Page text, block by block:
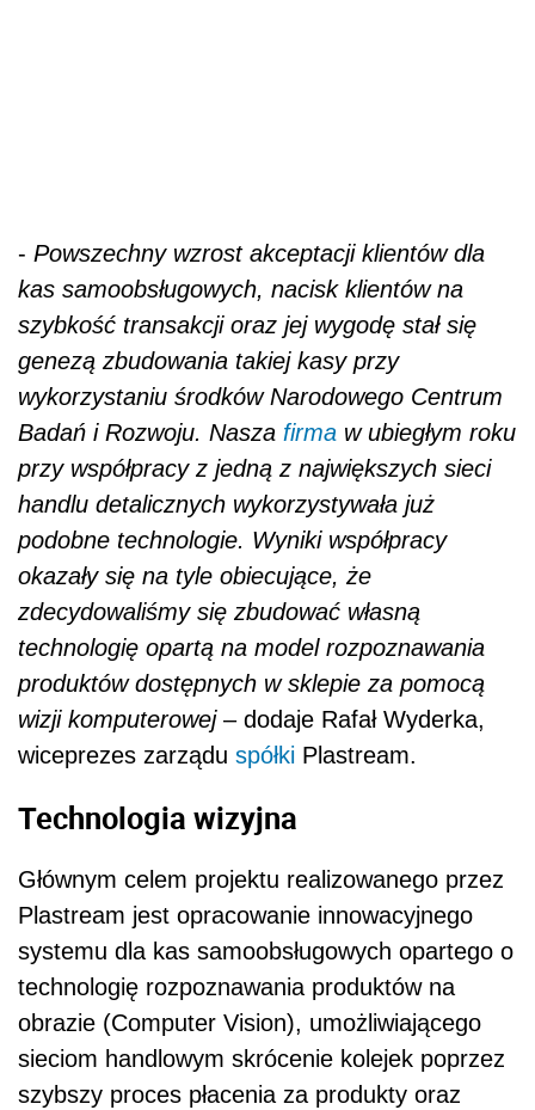
- Powszechny wzrost akceptacji klientów dla
kas samoobsługowych, nacisk klientów na
szybkość transakcji oraz jej wygodę stał się
genezą zbudowania takiej kasy przy
wykorzystaniu środków Narodowego Centrum
Badań i Rozwoju. Nasza firma w ubiegłym roku
przy współpracy z jedną z największych sieci
handlu detalicznych wykorzystywała już
podobne technologie. Wyniki współpracy
okazały się na tyle obiecujące, że
zdecydowaliśmy się zbudować własną
technologię opartą na model rozpoznawania
produktów dostępnych w sklepie za pomocą
wizji komputerowej– dodaje Rafał Wyderka,
wiceprezes zarządu spółki Plastream.
Technologia wizyjna
Głównym celem projektu realizowanego przez
Plastream jest opracowanie innowacyjnego
systemu dla kas samoobsługowych opartego o
technologię rozpoznawania produktów na
obrazie (Computer Vision), umożliwiającego
sieciom handlowym skrócenie kolejek poprzez
szybszy proces płacenia za produkty oraz